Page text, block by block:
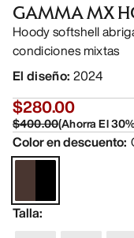
GAMMA MX
Hoody softshell
condiciones mixtas
El diseño: 2024
$280.00
$400.00(Ahorra El30
Color en descuento:
Talla: